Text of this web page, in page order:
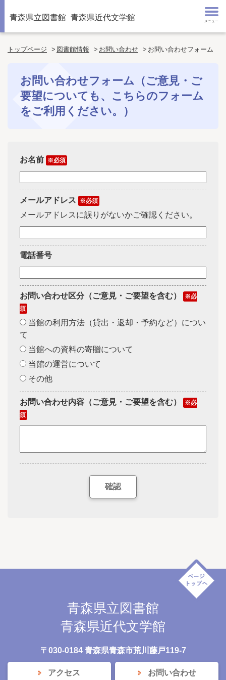
青森県立図書館 青森県近代文学館 メニュー
トップページ 図書館情報 お問い合わせ お問い合わせフォーム
お問い合わせフォーム（ご意見・ご
要望についても、こちらのフォーム
をご利用ください。）
お名前 ※必須
メールアドレス ※必須
メールアドレスに誤りがないかご確認ください。
電話番号
お問い合わせ区分（ご意見・ご要望を含む）
※必
須
当館の利用方法（貸出・返却・予約など）につい
て
当館への資料の寄贈について
当館の運営について
その他
お問い合わせ内容（ご意見・ご要望を含む）
※必
須
確認
青森県立図書館
青森県近代文学館
〒030-0184 青森県青森市荒川藤戸119-7
アクセス お問い合わせ